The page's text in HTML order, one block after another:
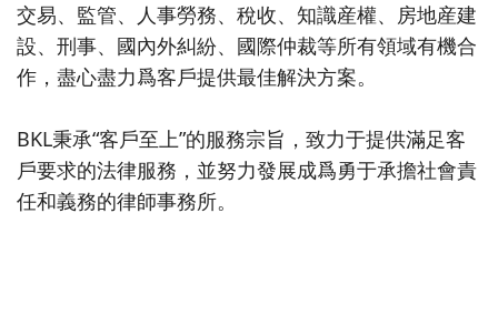
交易、監管、人事勞務、稅收、知識産權、房地産建
設、刑事、國內外糾紛、國際仲裁等所有領域有機合
作，盡心盡力爲客戶提供最佳解決方案。
BKL秉承“客戶至上”的服務宗旨，致力于提供滿足客
戶要求的法律服務，並努力發展成爲勇于承擔社會責
任和義務的律師事務所。